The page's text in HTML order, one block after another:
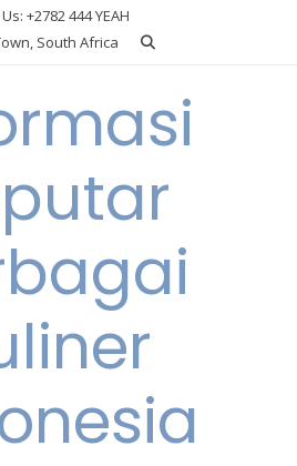
+2782 444 YEAH
South Africa